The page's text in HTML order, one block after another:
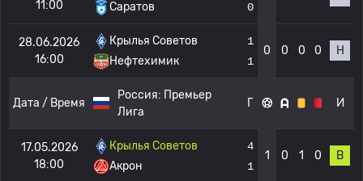
11:00
Саратов
0
28.06.2026
16:00
Крылья Советов
Нефтехимик
1
1
0 0 0 0 Н
Дата / Время
Россия: Премьер
Лига
Г И
17.05.2026
18:00
Крылья Советов
Акрон
4
1
1 0 1 0 В